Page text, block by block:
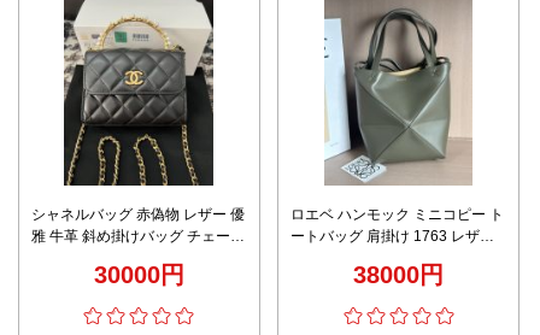
シャネルバッグ 赤偽物 レザー 優
雅 牛革 斜め掛けバッグ チェーン
30000円
ロエベ ハンモック ミニコピー ト
ートバッグ 肩掛け 1763 レザー
38000円